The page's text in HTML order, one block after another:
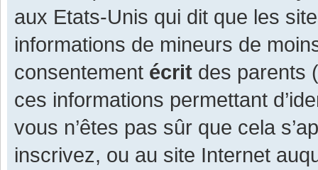
aux Etats-Unis qui dit que les
informations de mineurs de
consentement écrit des parents
ces informations permettant
vous n’êtes pas sûr que cela
inscrivez, ou au site Internet